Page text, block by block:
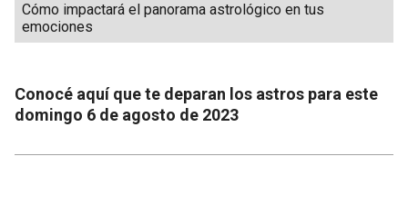
Cómo impactará el panorama astrológico en tus
emociones
Conocé aquí que te deparan los astros para este
domingo 6 de agosto de 2023